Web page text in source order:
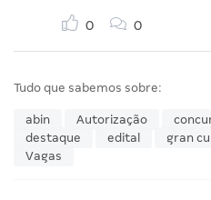
0 0
Tudo que sabemos sobre:
abin Autorização
destaque
edital gran
Vagas